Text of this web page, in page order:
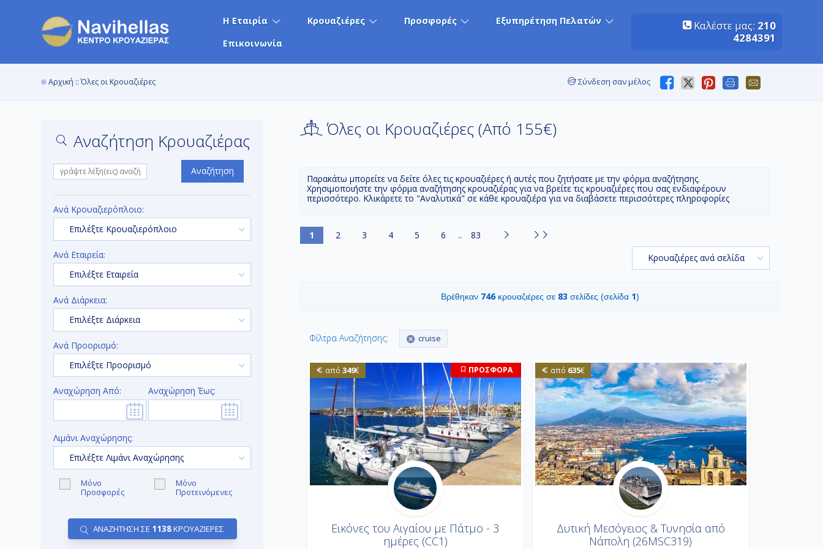
Η Εταιρία Κρουαζιέρες Προσφορές
Εξυπηρέτηση Πελατών
Επικοινωνία
Καλέστε μας: 210
4284391
Αρχική :: Όλες οι Κρουαζιέρες Σύνδεση σαν μέλος
Όλες οι Κρουαζιέρες (Aπό 155€)
Παρακάτω μπορείτε να δείτε όλες τις κρουαζιέρες ή αυτές που ζητήσατε με την φόρμα αναζήτησης.
Χρησιμοποιήστε την φόρμα αναζήτησης κρουαζιέρας για να βρείτε τις κρουαζιέρες που σας ενδιαφέρουν
περισσότερο. Κλικάρετε το "Αναλυτικά" σε κάθε κρουαζιέρα για να διαβάσετε περισσότερες πληροφορίες
1 2 3 4 5 6 ..
83
Κρουαζιέρες ανά σελίδα
Βρέθηκαν 746κρουαζιέρες σε 83 σελίδες (σελίδα 1)
Φίλτρα Αναζήτησης: cruise
από 349€ ΠΡΟΣΦΟΡΑ
Εικόνες του Αιγαίου με Πάτμο - 3
ημέρες (CC1)
από 635€
Δυτική Μεσόγειος & Τυνησία από
Νάπολη (26MSC319)
Αναζήτηση Κρουαζιέρας
Αναζήτηση
Ανά Κρουαζιερόπλοιο:
Επιλέξτε Κρουαζιερόπλοιο
Ανά Εταιρεία:
Επιλέξτε Εταιρεία
Ανά Διάρκεια:
Επιλέξτε Διάρκεια
Ανά Προορισμό:
Επιλέξτε Προορισμό
Αναχώρηση Από: Αναχώρηση Έως:
Λιμάνι Αναχώρησης:
Επιλέξτε Λιμάνι Αναχώρησης
Μόνο
Προσφορές
Μόνο
Προτεινόμενες
ΑΝΑΖΗΤΗΣΗ ΣΕ 1138ΚΡΟΥΑΖΙΕΡΕΣ